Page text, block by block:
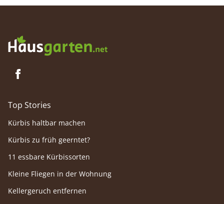
Top Stories
Kürbis haltbar machen
Kürbis zu früh geerntet?
11 essbare Kürbissorten
Kleine Fliegen in der Wohnung
Kellergeruch entfernen